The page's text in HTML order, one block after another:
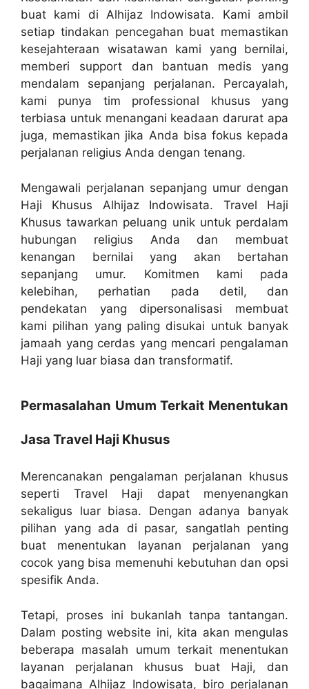
buat kami di Alhijaz Indowisata. Kami ambil
setiap tindakan pencegahan buat memastikan
kesejahteraan wisatawan kami yang bernilai,
memberi support dan bantuan medis yang
mendalam sepanjang perjalanan. Percayalah,
kami punya tim professional khusus yang
terbiasa untuk menangani keadaan darurat apa
juga, memastikan jika Anda bisa fokus kepada
perjalanan religius Anda dengan tenang.
Mengawali perjalanan sepanjang umur dengan
Haji Khusus Alhijaz Indowisata. Travel Haji
Khusus tawarkan peluang unik untuk perdalam
hubungan religius Anda dan membuat
kenangan bernilai yang akan bertahan
sepanjang umur. Komitmen kami pada
kelebihan, perhatian pada detil, dan
pendekatan yang dipersonalisasi membuat
kami pilihan yang paling disukai untuk banyak
jamaah yang cerdas yang mencari pengalaman
Haji yang luar biasa dan transformatif.
Permasalahan Umum Terkait Menentukan
Jasa Travel Haji Khusus
Merencanakan pengalaman perjalanan khusus
seperti Travel Haji dapat menyenangkan
sekaligus luar biasa. Dengan adanya banyak
pilihan yang ada di pasar, sangatlah penting
buat menentukan layanan perjalanan yang
cocok yang bisa memenuhi kebutuhan dan opsi
spesifik Anda.
Tetapi, proses ini bukanlah tanpa tantangan.
Dalam posting website ini, kita akan mengulas
beberapa masalah umum terkait menentukan
layanan perjalanan khusus buat Haji, dan
bagaimana Alhijaz Indowisata, biro perjalanan